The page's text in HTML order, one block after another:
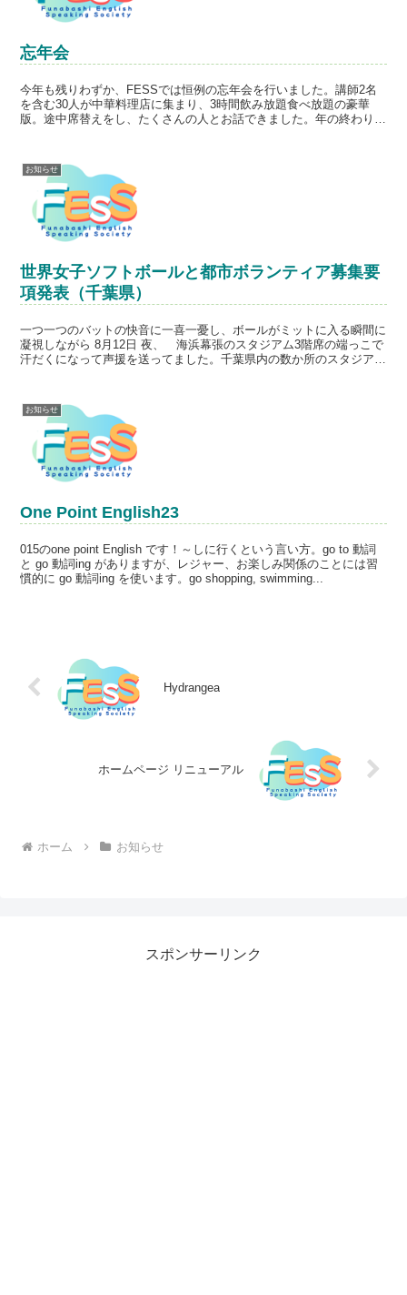
忘年会
今年も残りわずか、FESSでは恒例の忘年会を行いました。講師2名
を含む30人が中華料理店に集まり、3時間飲み放題食べ放題の豪華
版。途中席替えをし、たくさんの人とお話できました。年の終わりの
お知らせ
世界女子ソフトボールと都市ボランティア募集要
項発表（千葉県）
一つ一つのバットの快音に一喜一憂し、ボールがミットに入る瞬間に
凝視しながら 8月12日 夜、 海浜幕張のスタジアム3階席の端っこで
汗だくになって声援を送ってました。千葉県内の数か所のスタジアム
お知らせ
One Point English23
015のone point English です！～しに行くという言い方。go to 動詞
と go 動詞ing がありますが、レジャー、お楽しみ関係のことには習
慣的に go 動詞ing を使います。go shopping, swimming...
Hydrangea
ホームページ リニューアル
ホーム お知らせ
スポンサーリンク